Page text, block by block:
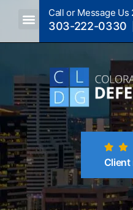
Call or Message Us
303-222-0330
Client